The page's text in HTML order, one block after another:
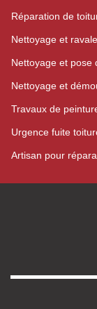
Réparation de
Nettoyage et
Nettoyage et pose
Nettoyage et
Travaux de
Urgence fuite
Artisan pour